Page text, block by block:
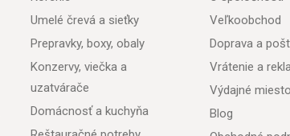
Umelé črevá a sieťky
Prepravky, boxy, obaly
Konzervy, viečka a
uzatvárače
Domácnosť a kuchyňa
Veľkoobchod
Doprava a
Vrátenie a
Výdajné miesto
Blog